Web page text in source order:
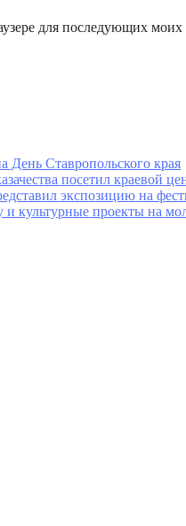
для последующих
День Ставропольского края
посетил краевой
экспозицию на
и культурные проекты на